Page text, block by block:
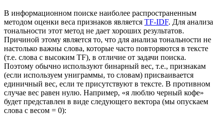
В информационном поиске наиболее распространенным
методом оценки веса признаков является TF-IDF. Для анализа
тональности этот метод не дает хороших результатов.
Причиной этому является то, что для анализа тональности не
настолько важны слова, которые часто повторяются в тексте
(т.е. слова с высоким TF), в отличие от задачи поиска.
Поэтому обычно используют бинарный вес, т.е., признакам
(если используем униграммы, то словам) присваивается
единичный вес, если те присутствуют в тексте. В противном
случае вес равен нулю. Например, «я люблю черный кофе»
будет представлен в виде следующего вектора (мы опускаем
слова с весом = 0):